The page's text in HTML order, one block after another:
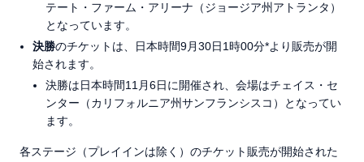
テート・ファーム・アリーナ（ジョージア州アトランタ）
となっています。
決勝のチケットは、日本時間9月30日1時00分*より販売が開
始されます。
決勝は日本時間11月6日に開催され、会場はチェイス・セ
ンター（カリフォルニア州サンフランシスコ）となってい
ます。
各ステージ（プレイインは除く）のチケット販売が開始された